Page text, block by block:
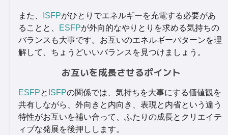
また、 ISFPがひとりでエネルギーを充電する必要があ
ることと、
ESFPが外向的なやりとりを求める気持ちの
バランスも大事です。お互いのエネルギーパターンを理
解して、ちょうどいいバランスを見つけましょう。
お互いを成長させるポイント
ESFPと ISFPの関係では、気持ちを大事にする価値観を
共有しながら、外向きと内向き、表現と内省という違う
特性がお互いを補い合って、ふたりの成長とクリエイテ
ィブな発展を後押しします。